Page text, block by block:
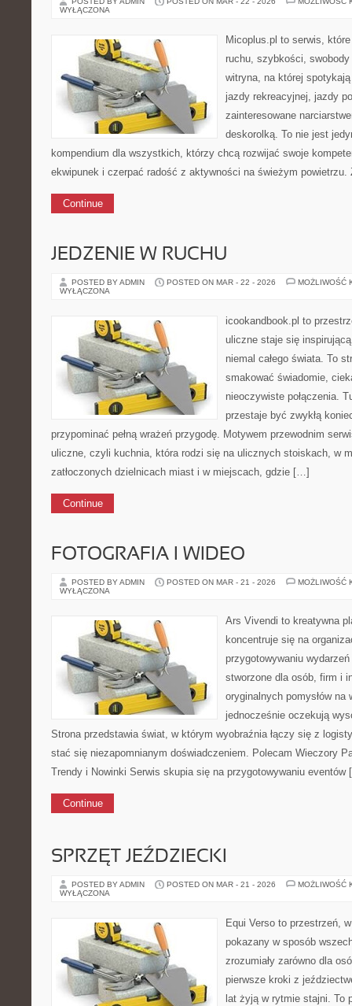
WYŁĄCZONA
Micoplus.pl to serwis,
ruchu, szybkości,
witryna, na której
jazdy rekreacyjnej, jazdy
zainteresowane
deskorolką. To nie jest
kompendium dla wszystkich, którzy chcą rozwijać swoje
ekwipunek i czerpać radość z aktywności na świeżym
Continue
JEDZENIE W RUCHU
POSTED BY ADMIN POSTED ON MAR - 22 - 2026
MOŻLIWOŚĆ
WYŁĄCZONA
icookandbook.pl to
uliczne staje się
niemal całego świata. To
smakować świadomie,
nieoczywiste połączenia.
przestaje być zwykłą
przypominać pełną wrażeń przygodę. Motywem przewodnim
uliczne, czyli kuchnia, która rodzi się na ulicznych stoiskach, w
zatłoczonych dzielnicach miast i w miejscach, gdzie […]
Continue
FOTOGRAFIA I WIDEO
POSTED BY ADMIN POSTED ON MAR - 21 - 2026
MOŻLIWOŚĆ
WYŁĄCZONA
Ars Vivendi to kreatywna
koncentruje się na
przygotowywaniu
stworzone dla osób, firm i
oryginalnych pomysłów na
jednocześnie oczekują
Strona przedstawia świat, w którym wyobraźnia łączy się z
stać się niezapomnianym doświadczeniem. Polecam Wieczory
Trendy i Nowinki Serwis skupia się na przygotowywaniu
Continue
SPRZĘT JEŹDZIECKI
POSTED BY ADMIN POSTED ON MAR - 21 - 2026
MOŻLIWOŚĆ
WYŁĄCZONA
Equi Verso to przestrzeń,
pokazany w sposób
zrozumiały zarówno dla
pierwsze kroki z
lat żyją w rytmie stajni. To